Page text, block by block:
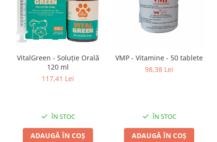
VitalGreen - Soluție Orală
120 ml
117,41 Lei
ÎN STOC
ADAUGĂ ÎN COȘ
VMP - Vitamine - 50 tablete
98,38 Lei
ÎN STOC
ADAUGĂ ÎN COȘ